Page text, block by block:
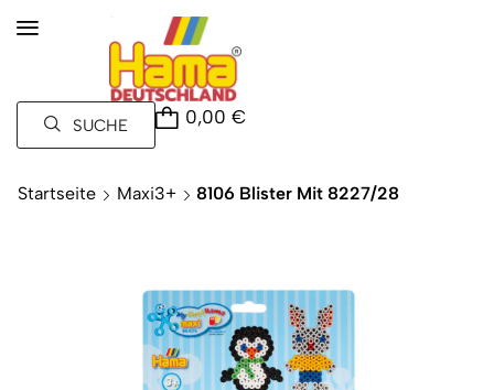
SUCHE 0,00 €
Startseite Maxi3+ 8106 Blister Mit 8227/28